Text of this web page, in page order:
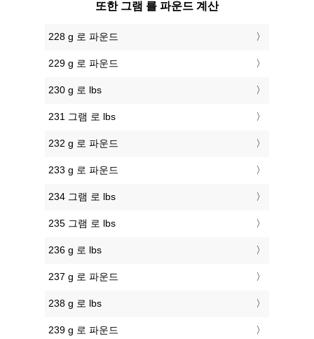
또한 그램 를 파운드 계산
228 g 로 파운드
229 g 로 파운드
230 g 로 lbs
231 그램 로 lbs
232 g 로 파운드
233 g 로 파운드
234 그램 로 lbs
235 그램 로 lbs
236 g 로 lbs
237 g 로 파운드
238 g 로 lbs
239 g 로 파운드